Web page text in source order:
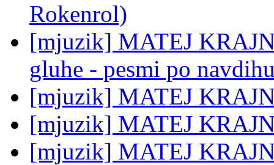
Rokenrol)
[mjuzik] MATEJ
gluhe - pesmi po
[mjuzik] MATEJ
[mjuzik] MATEJ
[mjuzik] MATEJ